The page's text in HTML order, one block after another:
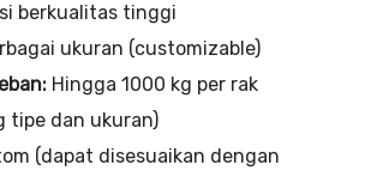
berkualitas tinggi
ukuran (customizable)
Hingga 1000 kg per rak
tipe dan ukuran)
(dapat disesuaikan dengan